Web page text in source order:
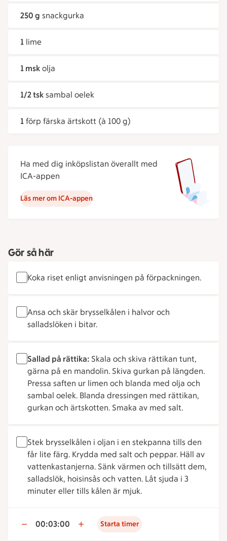
250 g snackgurka
1 lime
1 msk olja
1/2 tsk sambal oelek
1 förp färska ärtskott (à 100 g)
Ha med dig inköpslistan överallt med
ICA-appen
Läs mer om ICA-appen
Gör så här
Koka riset enligt anvisningen på förpackningen.
Ansa och skär brysselkålen i halvor och
salladslöken i bitar.
Sallad på rättika: Skala och skiva rättikan tunt,
gärna på en mandolin. Skiva gurkan på längden.
Pressa saften ur limen och blanda med olja och
sambal oelek. Blanda dressingen med rättikan,
gurkan och ärtskotten. Smaka av med salt.
Stek brysselkålen i oljan i en stekpanna tills den
får lite färg. Krydda med salt och peppar. Häll av
vattenkastanjerna. Sänk värmen och tillsätt dem,
salladslök, hoisinsås och vatten. Låt sjuda i 3
minuter eller tills kålen är mjuk.
00:03:00 Starta timer